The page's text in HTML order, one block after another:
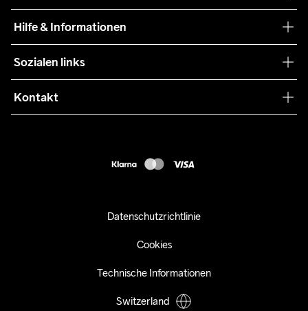
Nachhaltigkeit
Teamwear
Zusammenarbeit
Press
Hilfe & Informationen
Retouren
Kundendienst
Sozialen links
Kontakt
Datenschutzrichtlinie
Cookies
Technische Informationen
Switzerland